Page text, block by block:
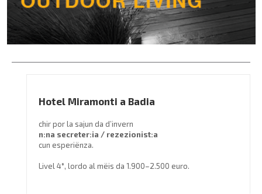
Hotel Miramonti a Badia
chir por la sajun da d’invern
n:na secreter:ia / rezezionist:a
cun esperiënza.
Livel 4°, lordo al mëis da 1.900–2.500 euro.